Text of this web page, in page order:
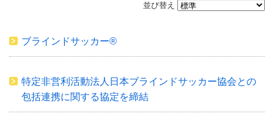
並び替え
ブラインドサッカー®
特定非営利活動法人日本ブラインドサッカー協会との
包括連携に関する協定を締結